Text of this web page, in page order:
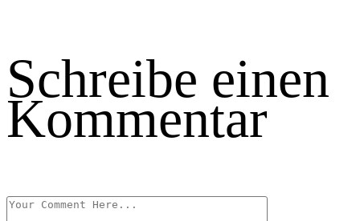
Schreibe einen
Kommentar